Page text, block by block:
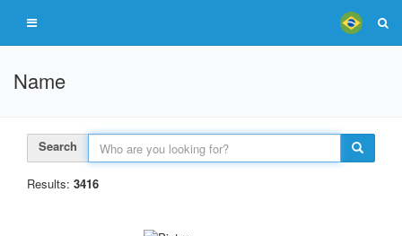
Name
Search
Results: 3416